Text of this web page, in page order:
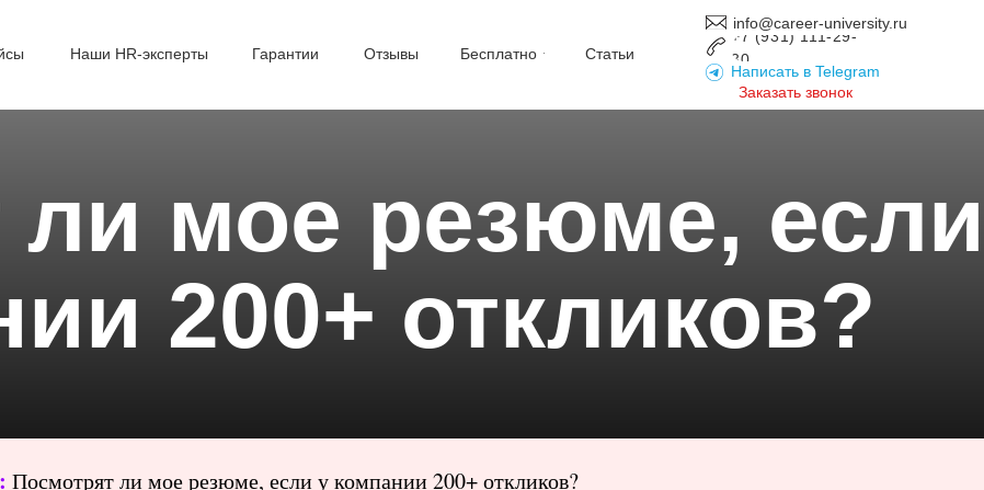
info@career-university.ru
+7 (931) 111-29-
30
Заказать звонок
Написать в Telegram
Наши HR-эксперты Гарантии Отзывы Статьи
Бесплатно
ли мое резюме, если
200+ откликов?
Посмотрят ли мое резюме, если у компании 200+ откликов?